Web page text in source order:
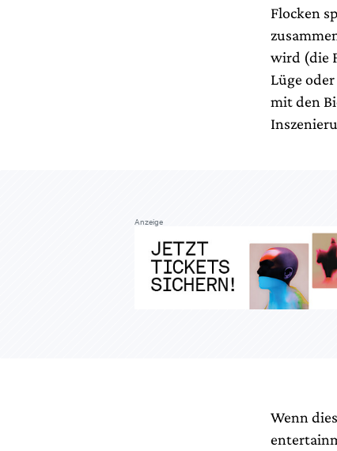
Flocken
wird (die
Lüge
mit den
Anzeige
Wenn